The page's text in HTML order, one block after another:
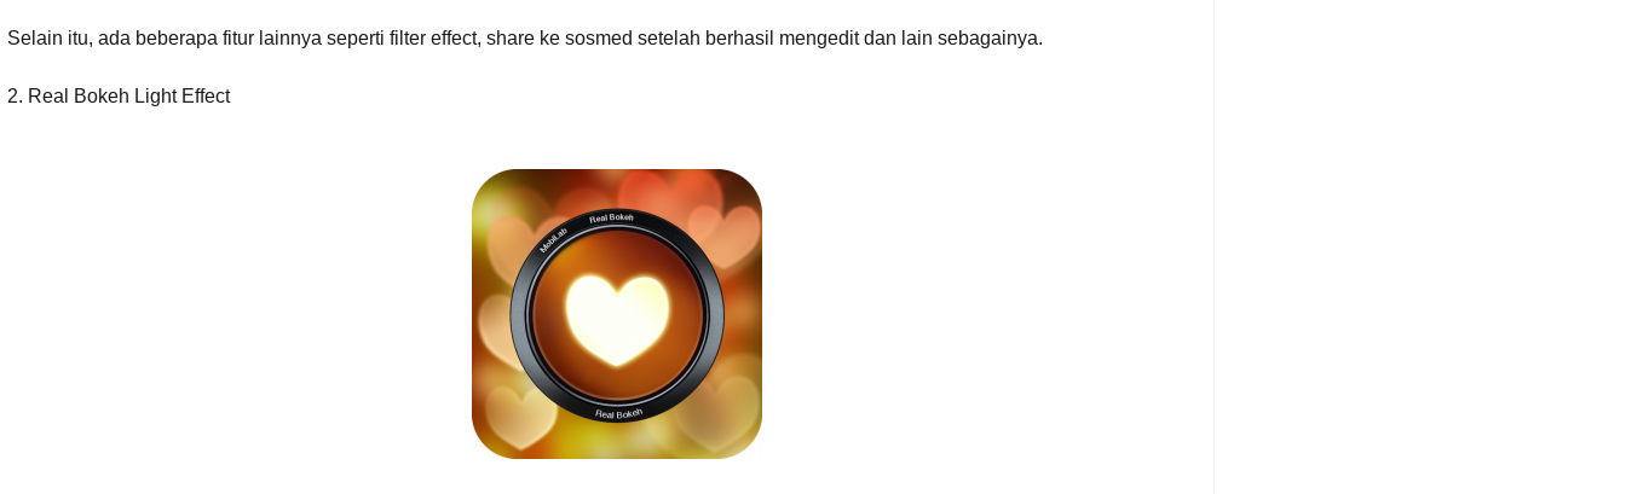
Selain itu, ada beberapa fitur lainnya seperti filter effect, share ke sosmed setelah berhasil mengedit dan lain sebagainya.
2. Real Bokeh Light Effect